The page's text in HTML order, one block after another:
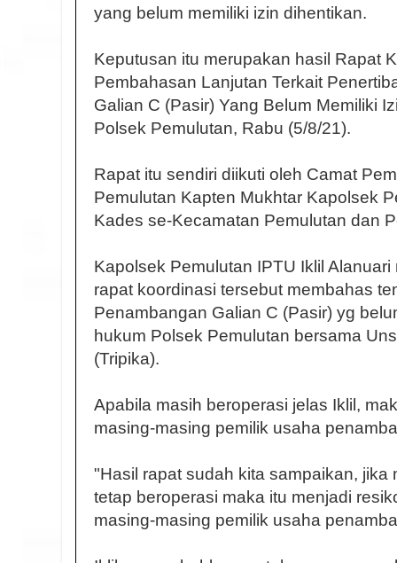
yang belum memiliki izin dihentikan.
Keputusan itu merupakan hasil Rapat
Pembahasan Lanjutan Terkait
Galian C (Pasir) Yang Belum Memiliki
Polsek Pemulutan, Rabu (5/8/21).
Rapat itu sendiri diikuti oleh Camat
Pemulutan Kapten Mukhtar Kapolsek
Kades se-Kecamatan Pemulutan dan
Kapolsek Pemulutan IPTU Iklil
rapat koordinasi tersebut membahas
Penambangan Galian C (Pasir) yg
hukum Polsek Pemulutan bersama
(Tripika).
Apabila masih beroperasi jelas Iklil,
masing-masing pemilik usaha
"Hasil rapat sudah kita sampaikan, jika
tetap beroperasi maka itu menjadi
masing-masing pemilik usaha